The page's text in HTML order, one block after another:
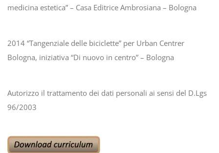
medicina estetica” – Casa Editrice Ambrosiana – Bologna
2014 “Tangenziale delle biciclette” per Urban Centrer
Bologna, iniziativa “Di nuovo in centro” – Bologna
Autorizzo il trattamento dei dati personali ai sensi del D.Lgs
96/2003